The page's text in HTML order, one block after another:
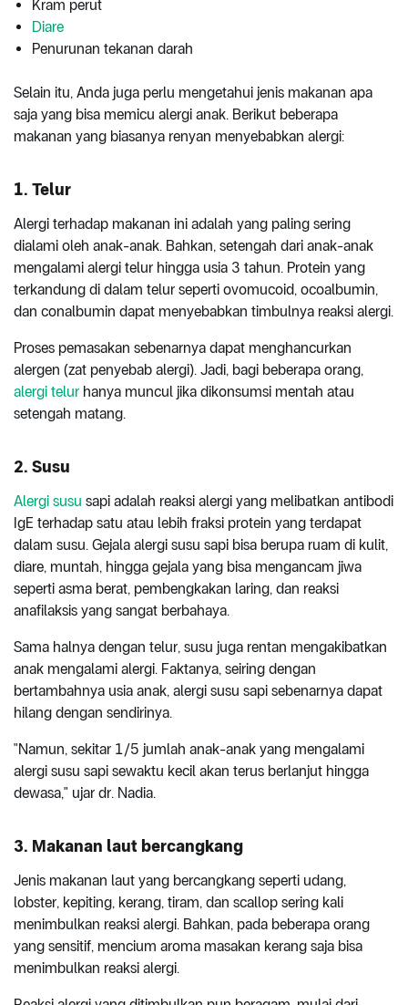
Kram perut
Diare
Penurunan tekanan darah
Selain itu, Anda juga perlu mengetahui jenis makanan apa
saja yang bisa memicu alergi anak. Berikut beberapa
makanan yang biasanya renyan menyebabkan alergi:
1. Telur
Alergi terhadap makanan ini adalah yang paling sering
dialami oleh anak-anak. Bahkan, setengah dari anak-anak
mengalami alergi telur hingga usia 3 tahun. Protein yang
terkandung di dalam telur seperti ovomucoid, ocoalbumin,
dan conalbumin dapat menyebabkan timbulnya reaksi alergi.
Proses pemasakan sebenarnya dapat menghancurkan
alergen (zat penyebab alergi). Jadi, bagi beberapa orang,
alergi telur hanya muncul jika dikonsumsi mentah atau
setengah matang.
2. Susu
Alergi susu sapi adalah reaksi alergi yang melibatkan antibodi
IgE terhadap satu atau lebih fraksi protein yang terdapat
dalam susu. Gejala alergi susu sapi bisa berupa ruam di kulit,
diare, muntah, hingga gejala yang bisa mengancam jiwa
seperti asma berat, pembengkakan laring, dan reaksi
anafilaksis yang sangat berbahaya.
Sama halnya dengan telur, susu juga rentan mengakibatkan
anak mengalami alergi. Faktanya, seiring dengan
bertambahnya usia anak, alergi susu sapi sebenarnya dapat
hilang dengan sendirinya.
"Namun, sekitar 1/5 jumlah anak-anak yang mengalami
alergi susu sapi sewaktu kecil akan terus berlanjut hingga
dewasa," ujar dr. Nadia.
3. Makanan laut bercangkang
Jenis makanan laut yang bercangkang seperti udang,
lobster, kepiting, kerang, tiram, dan scallop sering kali
menimbulkan reaksi alergi. Bahkan, pada beberapa orang
yang sensitif, mencium aroma masakan kerang saja bisa
menimbulkan reaksi alergi.